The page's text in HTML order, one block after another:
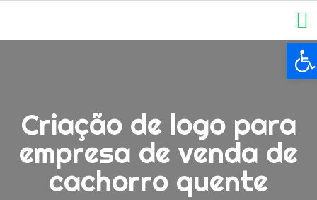
Criação de logo para
empresa de venda de
cachorro quente